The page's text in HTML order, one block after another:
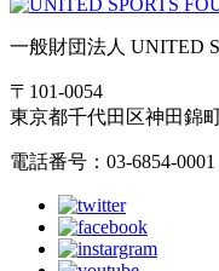
一般財団法人 UNITED
〒101-0054
東京都千代田区神田錦
電話番号：03-6854-0001